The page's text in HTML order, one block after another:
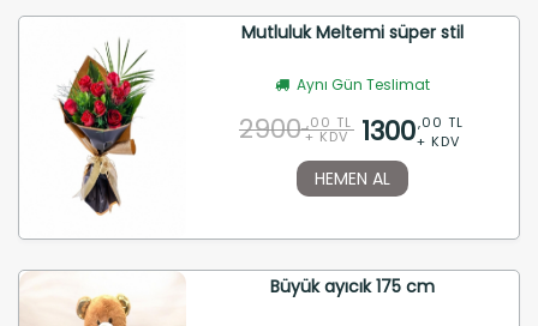
Mutluluk Meltemi süper stil
Aynı Gün Teslimat
2900 ,00 TL
+ KDV 1300,00 TL
+ KDV
HEMEN AL
Büyük ayıcık 175 cm